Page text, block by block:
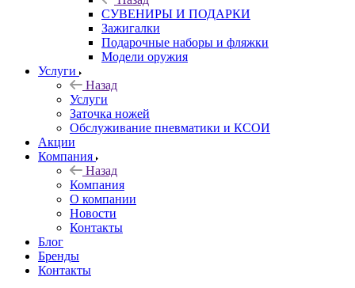
СУВЕНИРЫ И ПОДАРКИ
Зажигалки
Подарочные наборы и фляжки
Модели оружия
Услуги
Назад
Услуги
Заточка ножей
Обслуживание пневматики и КСОИ
Акции
Компания
Назад
Компания
О компании
Новости
Контакты
Блог
Бренды
Контакты